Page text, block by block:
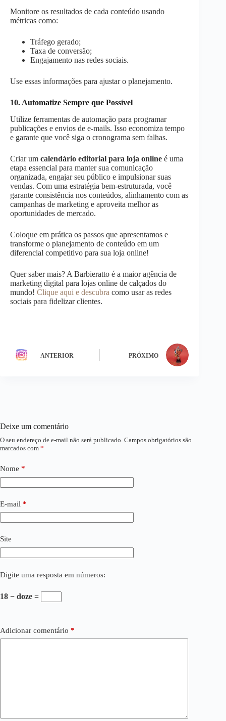
Monitore os resultados de cada conteúdo usando
métricas como:
Tráfego gerado;
Taxa de conversão;
Engajamento nas redes sociais.
Use essas informações para ajustar o planejamento​.
10. Automatize Sempre que Possível
Utilize ferramentas de automação para programar
publicações e envios de e-mails. Isso economiza tempo
e garante que você siga o cronograma sem falhas.
Criar um calendário editorial para loja online é uma
etapa essencial para manter sua comunicação
organizada, engajar seu público e impulsionar suas
vendas. Com uma estratégia bem-estruturada, você
garante consistência nos conteúdos, alinhamento com as
campanhas de marketing e aproveita melhor as
oportunidades de mercado.
Coloque em prática os passos que apresentamos e
transforme o planejamento de conteúdo em um
diferencial competitivo para sua loja online!
Quer saber mais? A Barbieratto é a maior agência de
marketing digital para lojas online de calçados do
mundo! Clique aqui e descubra como usar as redes
sociais para fidelizar clientes.
ANTERIOR PRÓXIMO
Deixe um comentário
O seu endereço de e-mail não será publicado. Campos obrigatórios são
marcados com *
Nome *
E-mail *
Site
Digite uma resposta em números:
18 − doze =
Adicionar comentário *